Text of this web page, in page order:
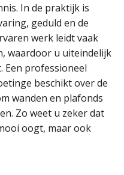
In de praktijk is
geduld en de
werk leidt vaak
waardoor u uiteindelijk
Een professioneel
beschikt over de
wanden en plafonds
Zo weet u zeker dat
oogt, maar ook